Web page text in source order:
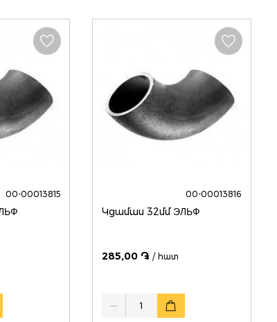
00-00013815
25մմ ЭЛЬФ
00-00013816
Կցամաս 32մմ ЭЛЬФ
285,00 ֏ / հատ